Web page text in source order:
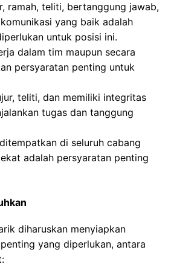
ramah, teliti, bertanggung jawab,
yang baik adalah
untuk posisi ini.
dalam tim maupun secara
persyaratan penting untuk
teliti, dan memiliki integritas
tugas dan tanggung
di seluruh cabang
adalah persyaratan penting
diharuskan menyiapkan
yang diperlukan, antara